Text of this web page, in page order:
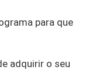
para que
adquirir o seu